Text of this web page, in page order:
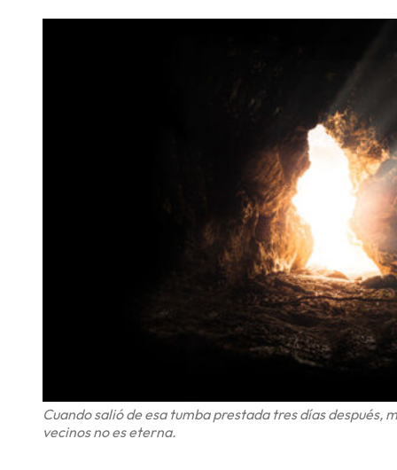
Cuando salió de esa tumba prestada tres días después,
vecinos no es eterna.